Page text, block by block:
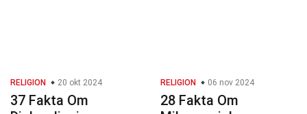
RELIGION 20 okt 2024
37 Fakta Om
RELIGION 06 nov 2024
28 Fakta Om